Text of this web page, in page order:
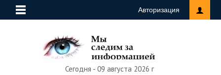
Авторизация
Сегодня - 09 августа 2026 г